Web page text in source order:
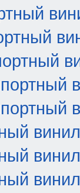
винил
винил
винил